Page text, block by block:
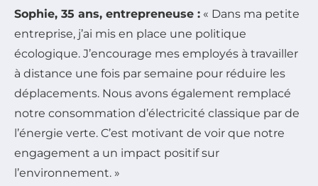
Sophie, 35 ans, entrepreneuse : « Dans ma petite
entreprise, j’ai mis en place une politique
écologique. J’encourage mes employés à travailler
à distance une fois par semaine pour réduire les
déplacements. Nous avons également remplacé
notre consommation d’électricité classique par de
l’énergie verte. C’est motivant de voir que notre
engagement a un impact positif sur
l’environnement. »